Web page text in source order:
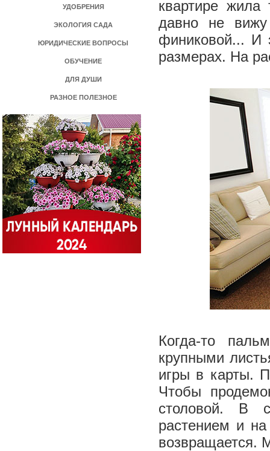
УДОБРЕНИЯ
ЭКОЛОГИЯ САДА
ЮРИДИЧЕСКИЕ ВОПРОСЫ
ОБУЧЕНИЕ
ДЛЯ ДУШИ
РАЗНОЕ ПОЛЕЗНОЕ
квартире
давно не
финиковой... И
размерах. На
Когда-то
крупными
игры в карты.
Чтобы
столовой. В
растением и
возвращается.